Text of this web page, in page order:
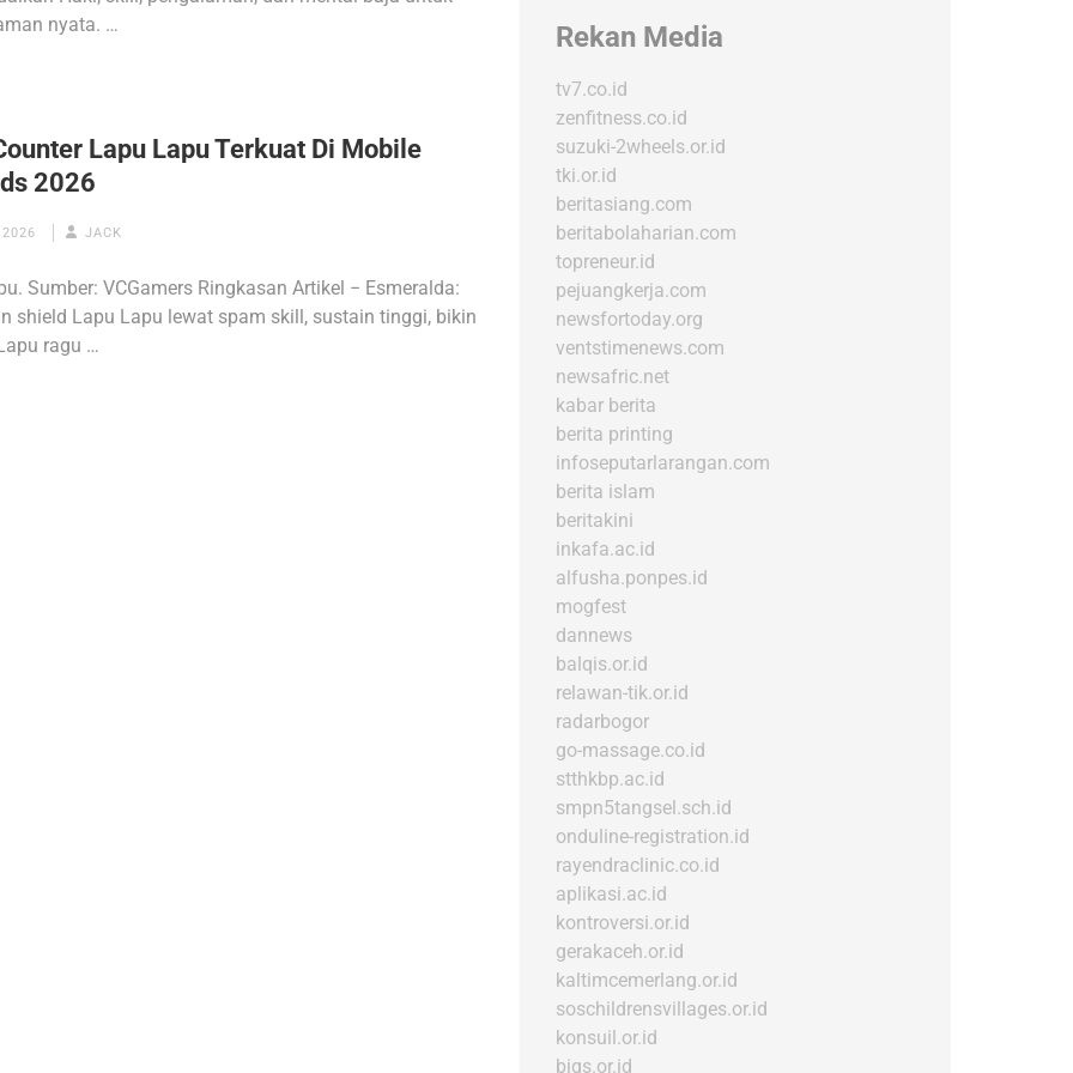
nyata. …
Lapu Lapu Terkuat Di Mobile
2026
JACK
Sumber: VCGamers Ringkasan Artikel − Esmeralda:
shield Lapu Lapu lewat spam skill, sustain tinggi, bikin
ragu …
Rekan Media
tv7.co.id
zenfitness.co.id
suzuki-2wheels.or.id
tki.or.id
beritasiang.com
beritabolaharian.com
topreneur.id
pejuangkerja.com
newsfortoday.org
ventstimenews.com
newsafric.net
kabar berita
berita printing
infoseputarlarangan.com
berita islam
beritakini
inkafa.ac.id
alfusha.ponpes.id
mogfest
dannews
balqis.or.id
relawan-tik.or.id
radarbogor
go-massage.co.id
stthkbp.ac.id
smpn5tangsel.sch.id
onduline-registration.id
rayendraclinic.co.id
aplikasi.ac.id
kontroversi.or.id
gerakaceh.or.id
kaltimcemerlang.or.id
soschildrensvillages.or.id
konsuil.or.id
bigs.or.id